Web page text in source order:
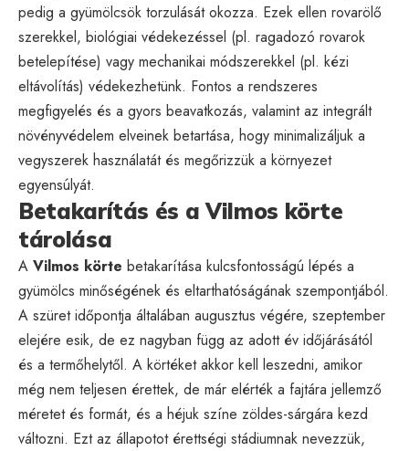
pedig a gyümölcsök torzulását okozza. Ezek ellen rovarölő
szerekkel, biológiai védekezéssel (pl. ragadozó rovarok
betelepítése) vagy mechanikai módszerekkel (pl. kézi
eltávolítás) védekezhetünk. Fontos a rendszeres
megfigyelés és a gyors beavatkozás, valamint az integrált
növényvédelem elveinek betartása, hogy minimalizáljuk a
vegyszerek használatát és megőrizzük a környezet
egyensúlyát.
Betakarítás és a Vilmos körte
tárolása
A Vilmos körte betakarítása kulcsfontosságú lépés a
gyümölcs minőségének és eltarthatóságának szempontjából.
A szüret időpontja általában augusztus végére, szeptember
elejére esik, de ez nagyban függ az adott év időjárásától
és a termőhelytől. A körtéket akkor kell leszedni, amikor
még nem teljesen érettek, de már elérték a fajtára jellemző
méretet és formát, és a héjuk színe zöldes-sárgára kezd
változni. Ezt az állapotot érettségi stádiumnak nevezzük,